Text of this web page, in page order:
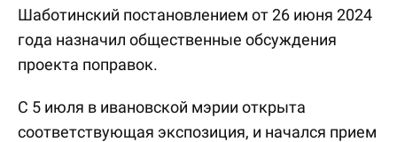
Шаботинский постановлением от 26 июня 2024
года назначил общественные обсуждения
проекта поправок.
С 5 июля в ивановской мэрии открыта
соответствующая экспозиция, и начался прием